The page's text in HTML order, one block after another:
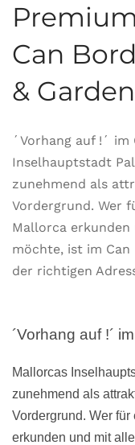
Can
& Garden
´Vorhang auf !´
Inselhauptstadt
zunehmend als
Vordergrund. Wer
Mallorca erkunden
möchte, ist im Can
der richtigen
´Vorhang auf !´
Mallorcas
zunehmend als
Vordergrund. Wer
erkunden und mit